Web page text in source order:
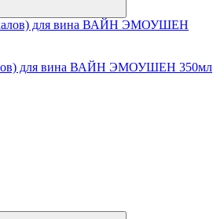
для вина ВАЙН ЭМОУШЕН 350мл